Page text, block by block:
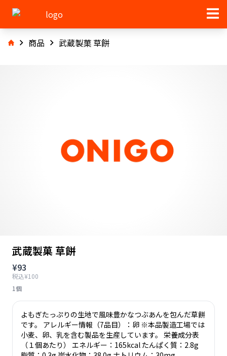
商品 武蔵製菓 草餅
武蔵製菓 草餅
¥93
税込¥100
1個
よもぎたっぷりの生地で風味豊かなつぶあんを包んだ草餅
です。 アレルギー情報（7品目）：卵 ※本品製造工場では
小麦、卵、乳を含む製品を生産しています。 栄養成分表
（１個あたり） エネルギー：165kcal たんぱく質：2.8g